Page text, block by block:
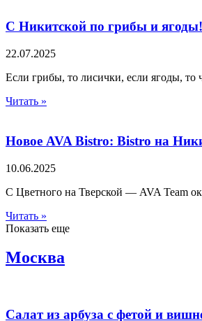
С Никитской по грибы и ягоды!
22.07.2025
Если грибы, то лисички, если ягоды, то
Читать »
Новое AVA Bistro: Bistro на
10.06.2025
С Цветного на Тверской — AVA Team
Читать »
Показать еще
Москва
Салат из арбуза с фетой и